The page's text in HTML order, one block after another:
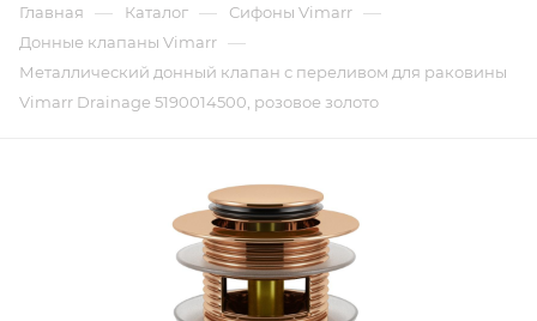
Главная — Каталог — Сифоны Vimarr —
Донные клапаны Vimarr —
Металлический донный клапан с переливом для раковины
Vimarr Drainage 5190014500, розовое золото